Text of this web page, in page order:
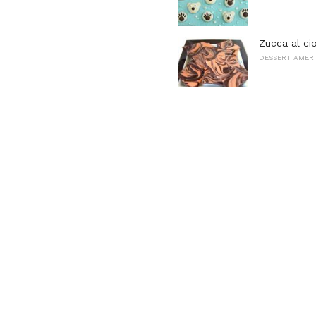
Zucca al
DESSERT